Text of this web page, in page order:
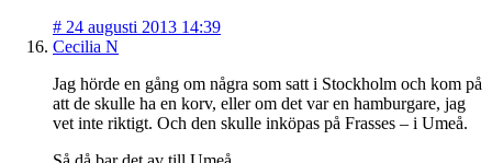
# 24 augusti 2013 14:39
Cecilia N
Jag hörde en gång om några som satt i Stockholm och kom på
att de skulle ha en korv, eller om det var en hamburgare, jag
vet inte riktigt. Och den skulle inköpas på Frasses – i Umeå.